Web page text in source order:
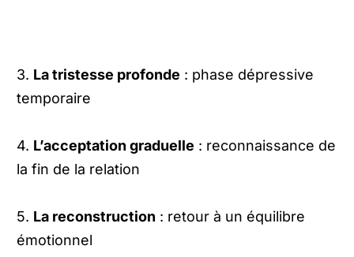
3. La tristesse profonde : phase dépressive
temporaire
4. L’acceptation graduelle : reconnaissance de
la fin de la relation
5. La reconstruction : retour à un équilibre
émotionnel